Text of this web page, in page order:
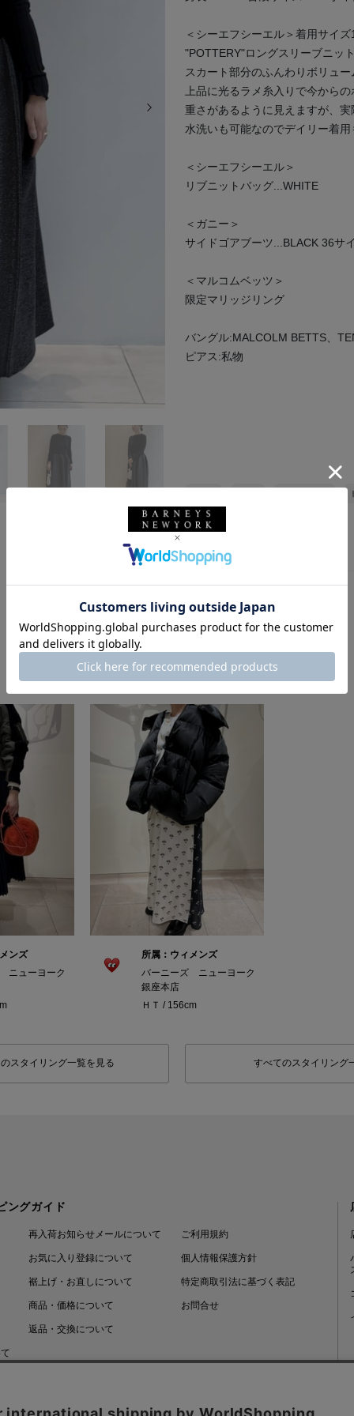
次の画像
＜シーエフシーエル＞着用サイズ
"POTTERY"ロングスリーブニッ
スカート部分のふんわりボリュ
上品に光るラメ糸入りで今から
重さがあるように見えますが、
水洗いも可能なのでデイリー着
＜シーエフシーエル＞
リブニットバッグ...WHITE
＜ガニー＞
サイドゴアブーツ...BLACK 36サ
＜マルコムベッツ＞
限定マリッジリング
バングル:MALCOLM BETTS、
ピアス:私物
バーニーズ ニューヨーク銀座本店
このスタッフの他のスタイリング
ンズ
ニューヨーク
所属：ウィメンズ
バーニーズ ニューヨーク
銀座本店
ＨＴ / 156cm
スタイリング一覧を見る すべてのスタイリング
ングガイド
再入荷お知らせメールについて
お気に入り登録について
裾上げ・お直しについて
商品・価格について
返品・交換について
ご利用規約
個人情報保護方針
特定商取引法に基づく表記
お問合せ